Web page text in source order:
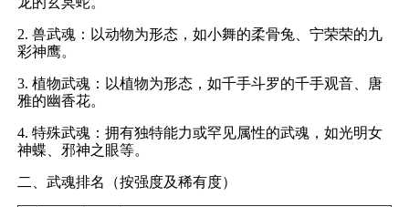
2. 兽武魂：以动物为形态，如小舞的柔骨兔、宁荣荣的九
彩神鹰。
3. 植物武魂：以植物为形态，如千手斗罗的千手观音、唐
雅的幽香花。
4. 特殊武魂：拥有独特能力或罕见属性的武魂，如光明女
神蝶、邪神之眼等。
二、武魂排名（按强度及稀有度）